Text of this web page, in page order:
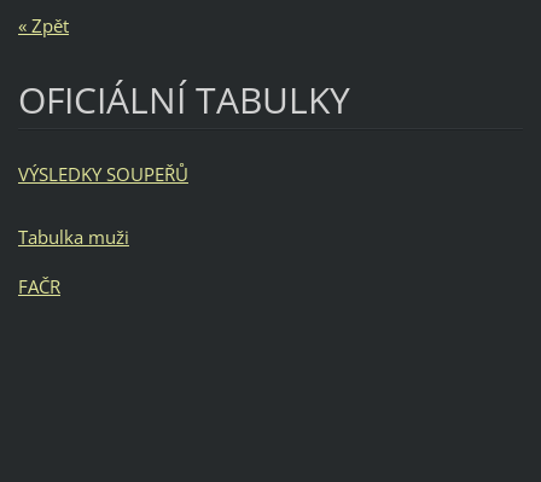
« Zpět
OFICIÁLNÍ TABULKY
VÝSLEDKY SOUPEŘŮ
Tabulka muži
FAČR